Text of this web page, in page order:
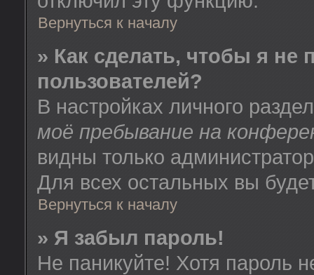
Вернуться к началу
» Как сделать, чтобы я не
пользователей?
В настройках личного
моё пребывание на
видны только
Для всех остальных вы
Вернуться к началу
» Я забыл пароль!
Не паникуйте! Хотя пароль